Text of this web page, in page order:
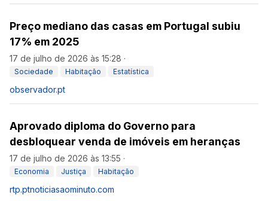
Preço mediano das casas em Portugal subiu
17% em 2025
17 de julho de 2026 às 15:28 ·
Sociedade Habitação Estatística
observador.pt
Aprovado diploma do Governo para
desbloquear venda de imóveis em heranças
17 de julho de 2026 às 13:55 ·
Economia Justiça Habitação
rtp.ptnoticiasaominuto.com